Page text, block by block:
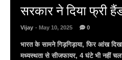
राजस्थानी लोक
Vijay - March 30, 2025
अल्बर्ट हॉल पर राज्यस्तरीय सांस्कृतिक
सैलाब राज्यपाल हरिभाऊ किसनराव